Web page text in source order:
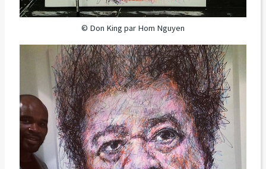
© Don King par Hom Nguyen